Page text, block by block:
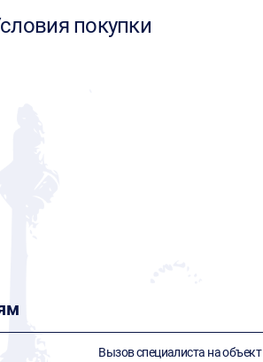
покупки
Вызов специалиста на объект